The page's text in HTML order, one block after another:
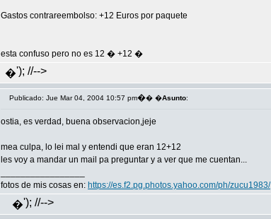
Gastos contrareembolso: +12 Euros por paquete
esta confuso pero no es 12 � +12 �
�'); //-->
Publicado: Jue Mar 04, 2004 10:57 pm�� �Asunto:
ostia, es verdad, buena observacion,jeje
mea culpa, lo lei mal y entendi que eran 12+12
les voy a mandar un mail pa preguntar y a ver que me cuentan...
fotos de mis cosas en: https://es.f2.pg.photos.yahoo.com/ph/zucu1983/
�'); //-->